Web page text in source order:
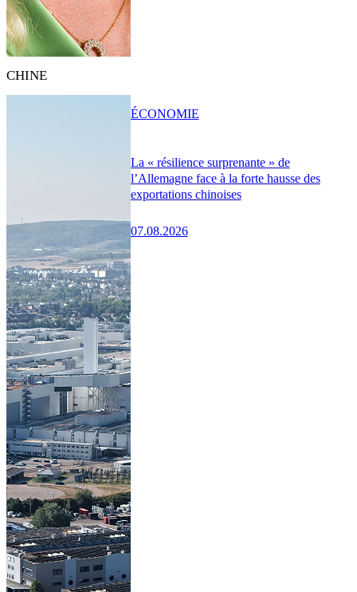
CHINE
La « résilience surprenante » de
l’Allemagne face à la forte hausse des
exportations chinoises
07.08.2026
ÉCONOMIE